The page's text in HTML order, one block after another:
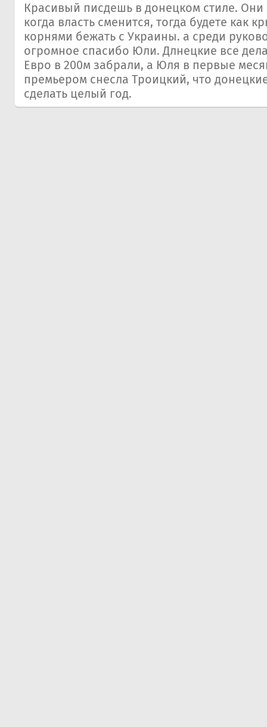
Красивый писдешь в донецком стиле. Они
когда власть сменится, тогда будете как
корнями бежать с Украины. а среди
огромное спасибо Юли. Длнецкие все
Евро в 200м забрали, а Юля в первые
премьером снесла Троицкий, что
сделать целый год.